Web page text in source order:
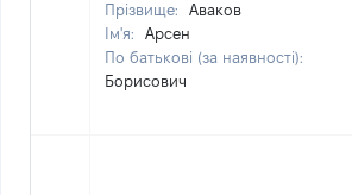
Прізвище:
Аваков
Ім'я:
Арсен
По батькові (за наявності):
Борисович